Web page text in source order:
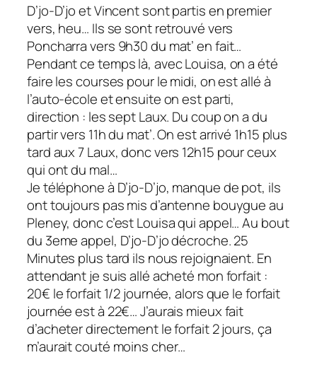
D’jo-D’jo et Vincent sont partis en premier
vers, heu… Ils se sont retrouvé vers
Poncharra vers 9h30 du mat’ en fait…
Pendant ce temps là, avec Louisa, on a été
faire les courses pour le midi, on est allé à
l’auto-école et ensuite on est parti,
direction : les sept Laux. Du coup on a du
partir vers 11h du mat’. On est arrivé 1h15 plus
tard aux 7 Laux, donc vers 12h15 pour ceux
qui ont du mal…
Je téléphone à D’jo-D’jo, manque de pot, ils
ont toujours pas mis d’antenne bouygue au
Pleney, donc c’est Louisa qui appel… Au bout
du 3eme appel, D’jo-D’jo décroche. 25
Minutes plus tard ils nous rejoignaient. En
attendant je suis allé acheté mon forfait :
20€ le forfait 1/2 journée, alors que le forfait
journée est à 22€… J’aurais mieux fait
d’acheter directement le forfait 2 jours, ça
m’aurait couté moins cher…